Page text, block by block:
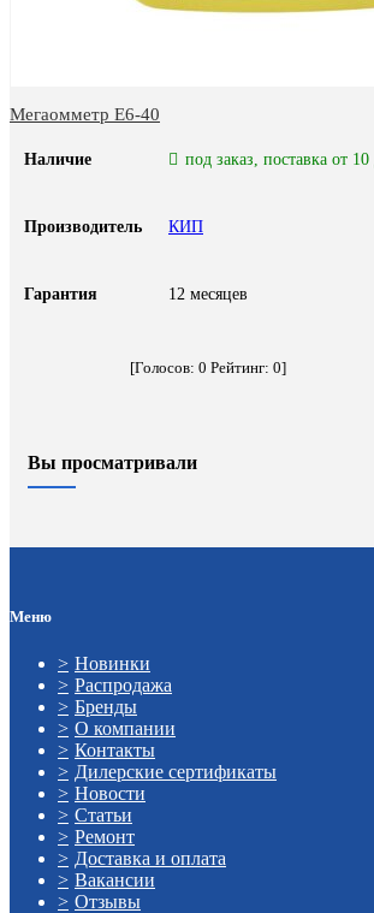
Мегаомметр Е6-40
Наличие под заказ, поставка от 10
Производитель КИП
Гарантия 12 месяцев
[Голосов: 0 Рейтинг: 0]
Вы просматривали
Меню
Новинки
Распродажа
Бренды
О компании
Контакты
Дилерские сертификаты
Новости
Статьи
Ремонт
Доставка и оплата
Вакансии
Отзывы